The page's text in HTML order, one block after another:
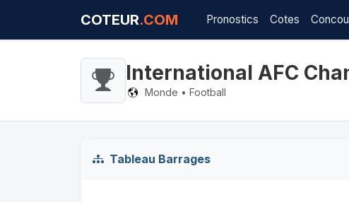
COTEUR.COM Pronostics Cotes
International AFC
Monde • Football
Tableau Barrages